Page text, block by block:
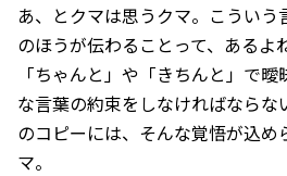
あ、とクマは思うクマ。こういう
のほうが伝わることって、あるよ
「ちゃんと」や「きちんと」で
な言葉の約束をしなければならな
のコピーには、そんな覚悟が込め
マ。